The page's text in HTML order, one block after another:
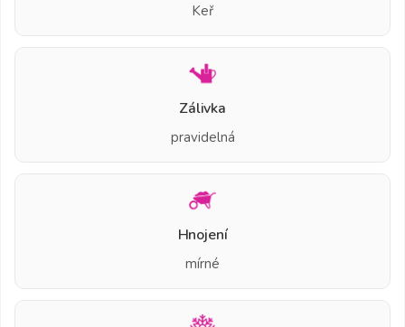
Keř
Zálivka
pravidelná
Hnojení
mírné